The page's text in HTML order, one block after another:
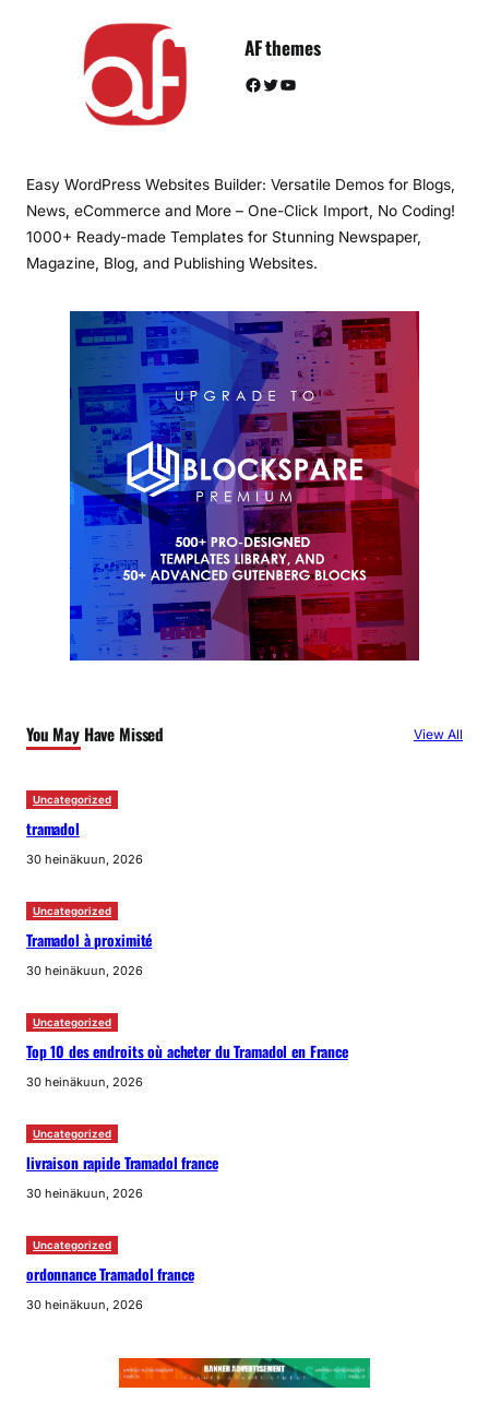
AF themes
Facebook Twitter YouTube
Easy WordPress Websites Builder: Versatile Demos for Blogs,
News, eCommerce and More – One-Click Import, No Coding!
1000+ Ready-made Templates for Stunning Newspaper,
Magazine, Blog, and Publishing Websites.
You May Have Missed View All
Uncategorized
tramadol
30 heinäkuun, 2026
Uncategorized
Tramadol à proximité
30 heinäkuun, 2026
Uncategorized
Top 10 des endroits où acheter du Tramadol en France
30 heinäkuun, 2026
Uncategorized
livraison rapide Tramadol france
30 heinäkuun, 2026
Uncategorized
ordonnance Tramadol france
30 heinäkuun, 2026